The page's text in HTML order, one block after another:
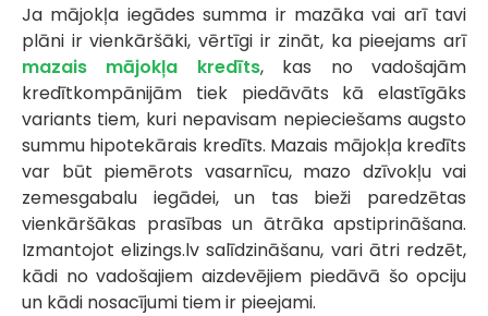
Ja mājokļa iegādes summa ir mazāka vai arī tavi
plāni ir vienkāršāki, vērtīgi ir zināt, ka pieejams arī
mazais mājokļa kredīts, kas no vadošajām
kredītkompānijām tiek piedāvāts kā elastīgāks
variants tiem, kuri nepavisam nepieciešams augsto
summu hipotekārais kredīts. Mazais mājokļa kredīts
var būt piemērots vasarnīcu, mazo dzīvokļu vai
zemesgabalu iegādei, un tas bieži paredzētas
vienkāršākas prasības un ātrāka apstiprināšana.
Izmantojot elizings.lv salīdzināšanu, vari ātri redzēt,
kādi no vadošajiem aizdevējiem piedāvā šo opciju
un kādi nosacījumi tiem ir pieejami.